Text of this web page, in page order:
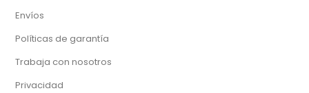
Envíos
Políticas de garantía
Trabaja con nosotros
Privacidad